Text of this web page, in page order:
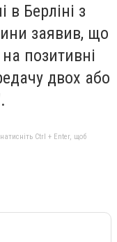
в Берліні з
заявив, що
позитивні
двох або
Ctrl + Enter, щоб